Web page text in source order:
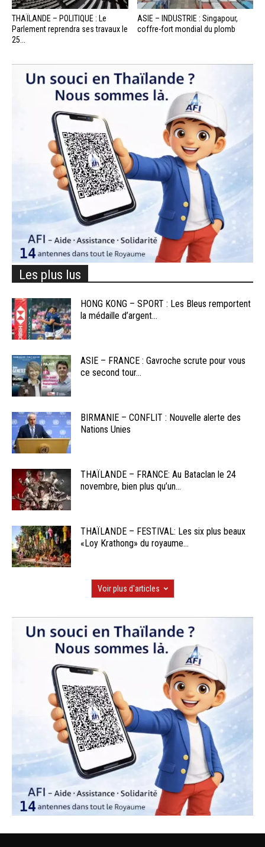
THAÏLANDE – POLITIQUE : Le
Parlement reprendra ses travaux le
25...
ASIE – INDUSTRIE : Singapour,
coffre-fort mondial du plomb
Les plus lus
HONG KONG – SPORT : Les Bleus remportent
la médaille d’argent...
ASIE – FRANCE : Gavroche scrute pour vous
ce second tour...
BIRMANIE – CONFLIT : Nouvelle alerte des
Nations Unies
THAÏLANDE – FRANCE: Au Bataclan le 24
novembre, bien plus qu’un...
THAÏLANDE – FESTIVAL: Les six plus beaux
«Loy Krathong» du royaume...
Voir plus d'articles